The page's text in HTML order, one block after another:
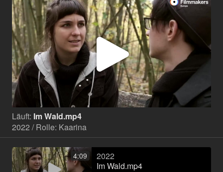
Video
Läuft: Im Wald.mp4
2022 / Rolle: Kaarina
4:09
2022
Im Wald.mp4